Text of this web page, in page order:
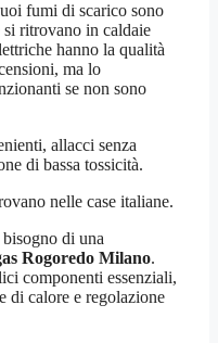
fumi di scarico sono
ritrovano in caldaie
hanno la qualità
ma lo
se non sono
allacci senza
di bassa tossicità.
nelle case italiane.
di una
Rogoredo Milano.
componenti essenziali,
di calore e regolazione